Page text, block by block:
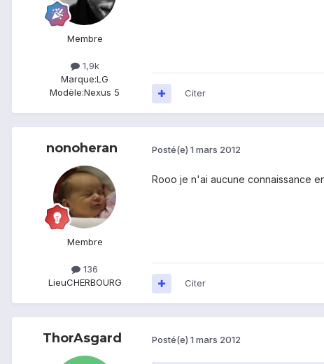
Membre
1,9k
Marque:LG
Modèle:Nexus 5 Citer
nonoheran
Membre
136
LieuCHERBOURG
Posté(e) 1 mars 2012
Rooo je n'ai aucune connaissance
Citer
ThorAsgard Posté(e) 1 mars 2012